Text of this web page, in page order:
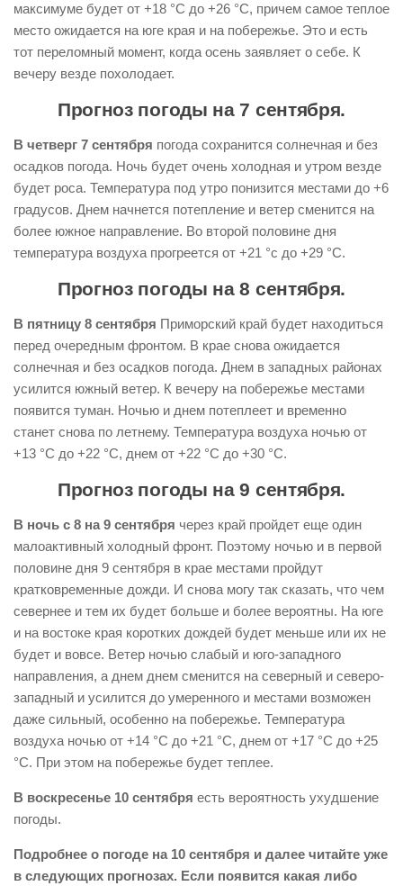
максимуме будет от +18 °С до +26 °С, причем самое теплое
место ожидается на юге края и на побережье. Это и есть
тот переломный момент, когда осень заявляет о себе. К
вечеру везде похолодает.
Прогноз погоды на 7 сентября.
В четверг 7 сентября погода сохранится солнечная и без
осадков погода. Ночь будет очень холодная и утром везде
будет роса. Температура под утро понизится местами до +6
градусов. Днем начнется потепление и ветер сменится на
более южное направление. Во второй половине дня
температура воздуха прогреется от +21 °с до +29 °С.
Прогноз погоды на 8 сентября.
В пятницу 8 сентября Приморский край будет находиться
перед очередным фронтом. В крае снова ожидается
солнечная и без осадков погода. Днем в западных районах
усилится южный ветер. К вечеру на побережье местами
появится туман. Ночью и днем потеплеет и временно
станет снова по летнему. Температура воздуха ночью от
+13 °С до +22 °С, днем от +22 °С до +30 °С.
Прогноз погоды на 9 сентября.
В ночь с 8 на 9 сентября через край пройдет еще один
малоактивный холодный фронт. Поэтому ночью и в первой
половине дня 9 сентября в крае местами пройдут
кратковременные дожди. И снова могу так сказать, что чем
севернее и тем их будет больше и более вероятны. На юге
и на востоке края коротких дождей будет меньше или их не
будет и вовсе. Ветер ночью слабый и юго-западного
направления, а днем днем сменится на северный и северо-
западный и усилится до умеренного и местами возможен
даже сильный, особенно на побережье. Температура
воздуха ночью от +14 °С до +21 °С, днем от +17 °С до +25
°С. При этом на побережье будет теплее.
В воскресенье 10 сентября есть вероятность ухудшение
погоды.
Подробнее о погоде на 10 сентября и далее читайте уже
в следующих прогнозах. Если появится какая либо